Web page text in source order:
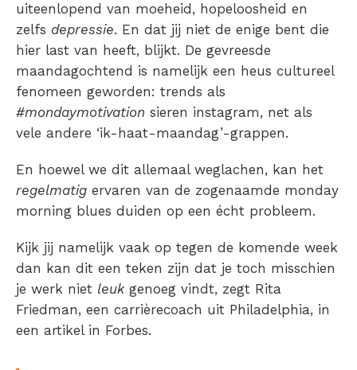
uiteenlopend van moeheid, hopeloosheid en
zelfs depressie. En dat jij niet de enige bent die
hier last van heeft, blijkt. De gevreesde
maandagochtend is namelijk een heus cultureel
fenomeen geworden: trends als
#mondaymotivation sieren instagram, net als
vele andere ‘ik-haat-maandag’-grappen.
En hoewel we dit allemaal weglachen, kan het
regelmatig ervaren van de zogenaamde monday
morning blues duiden op een écht probleem.
Kijk jij namelijk vaak op tegen de komende week
dan kan dit een teken zijn dat je toch misschien
je werk niet leukgenoeg vindt, zegt Rita
Friedman, een carrièrecoach uit Philadelphia, in
een artikel in Forbes.